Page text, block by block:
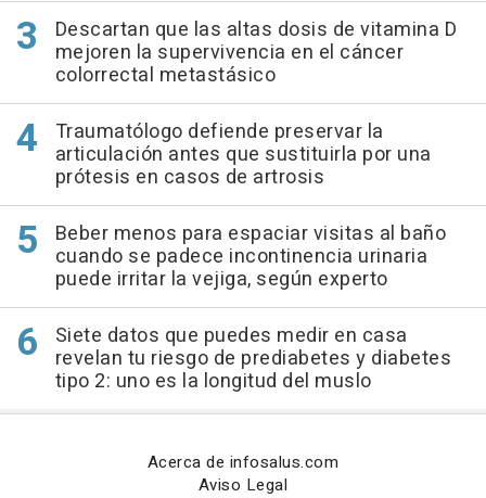
Descartan que las altas dosis de vitamina D
mejoren la supervivencia en el cáncer
colorrectal metastásico
Traumatólogo defiende preservar la
articulación antes que sustituirla por una
prótesis en casos de artrosis
Beber menos para espaciar visitas al baño
cuando se padece incontinencia urinaria
puede irritar la vejiga, según experto
Siete datos que puedes medir en casa
revelan tu riesgo de prediabetes y diabetes
tipo 2: uno es la longitud del muslo
Acerca de infosalus.com
Aviso Legal